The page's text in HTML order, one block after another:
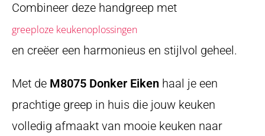
Combineer deze handgreep met
greeploze keukenoplossingen
en creëer een harmonieus en stijlvol geheel.
Met de M8075 Donker Eiken haal je een
prachtige greep in huis die jouw keuken
volledig afmaakt van mooie keuken naar